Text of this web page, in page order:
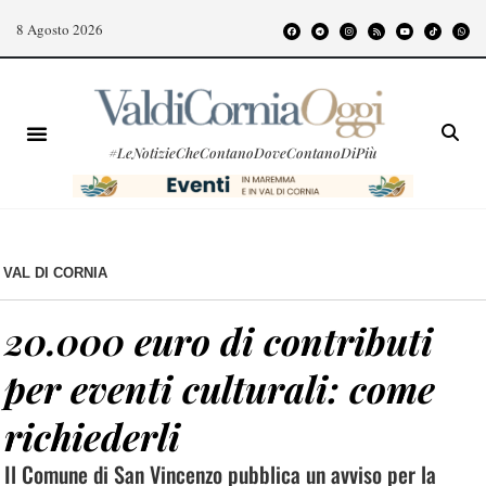
8 Agosto 2026
#LeNotizieCheContanoDoveContanoDiPiù
VAL DI CORNIA
20.000 euro di contributi
per eventi culturali: come
richiederli
Il Comune di San Vincenzo pubblica un avviso per la